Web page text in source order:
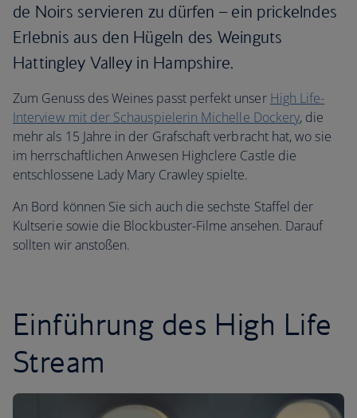
de Noirs servieren zu dürfen – ein prickelndes
Erlebnis aus den Hügeln des Weinguts
Hattingley Valley in Hampshire.
Zum Genuss des Weines passt perfekt unser High Life-
Interview mit der Schauspielerin Michelle Dockery, die
mehr als 15 Jahre in der Grafschaft verbracht hat, wo sie
im herrschaftlichen Anwesen Highclere Castle die
entschlossene Lady Mary Crawley spielte.
An Bord können Sie sich auch die sechste Staffel der
Kultserie sowie die Blockbuster-Filme ansehen. Darauf
sollten wir anstoßen.
Einführung des High Life
Stream